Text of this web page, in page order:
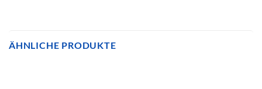
ÄHNLICHE PRODUKTE